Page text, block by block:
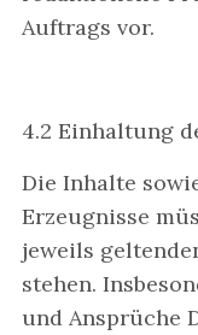
Auftrags vor.
4.2 Einhaltung
Die Inhalte
Erzeugnisse
jeweils
stehen.
und Ansprüche